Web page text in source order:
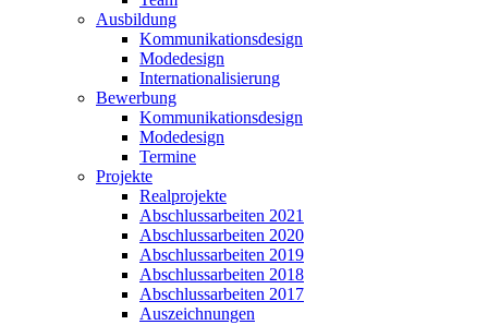
Ausbildung
Kommunikationsdesign
Modedesign
Internationalisierung
Bewerbung
Kommunikationsdesign
Modedesign
Termine
Projekte
Realprojekte
Abschlussarbeiten 2021
Abschlussarbeiten 2020
Abschlussarbeiten 2019
Abschlussarbeiten 2018
Abschlussarbeiten 2017
Auszeichnungen